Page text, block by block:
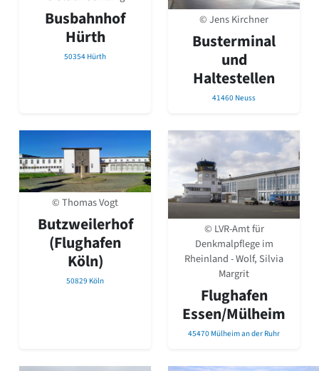
Busbahnhof
Hürth
50354 Hürth
© Jens Kirchner
Busterminal
und
Haltestellen
41460 Neuss
© Thomas Vogt
Butzweilerhof
(Flughafen
Köln)
50829 Köln
© LVR-Amt für
Denkmalpflege im
Rheinland - Wolf, Silvia
Margrit
Flughafen
Essen/Mülheim
45470 Mülheim an der Ruhr